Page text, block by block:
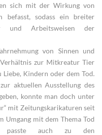
sich mit der Wirkung von
befasst, sodass ein breiter
und Arbeitsweisen der
von Sinnen und
zur Mitkreatur Tier
Kindern oder dem Tod.
aktuellen Ausstellung des
konnte man doch unter
mit Zeitungskarikaturen seit
Umgang mit dem Thema Tod
passte auch zu den